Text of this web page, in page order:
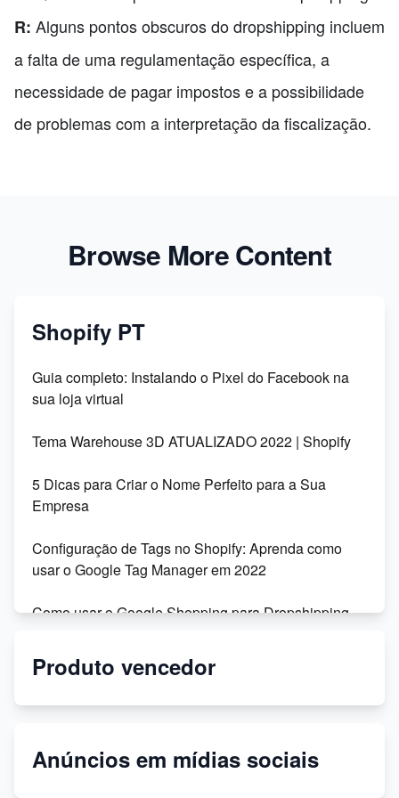
R: Alguns pontos obscuros do dropshipping incluem
a falta de uma regulamentação específica, a
necessidade de pagar impostos e a possibilidade
de problemas com a interpretação da fiscalização.
Browse More Content
Shopify PT
Guia completo: Instalando o Pixel do Facebook na
sua loja virtual
Tema Warehouse 3D ATUALIZADO 2022 | Shopify
5 Dicas para Criar o Nome Perfeito para a Sua
Empresa
Configuração de Tags no Shopify: Aprenda como
usar o Google Tag Manager em 2022
Como usar o Google Shopping para Dropshipping
Migração da Shoptime para o DSync: Recursos,
códigos
Produto vencedor
Anúncios em mídias sociais